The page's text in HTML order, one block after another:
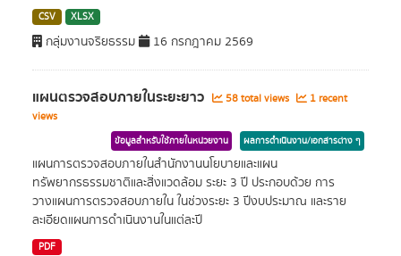
CSV XLSX
กลุ่มงานจริยธรรม 16 กรกฎาคม 2569
แผนตรวจสอบภายในระยะยาว 58 total views
1 recent
views
ข้อมูลสำหรับใช้ภายในหน่วยงาน ผลการดำเนินงาน/เอกสารต่าง ๆ
แผนการตรวจสอบภายในสำนักงานนโยบายและแผน
ทรัพยากรธรรมชาติและสิ่งแวดล้อม ระยะ 3 ปี ประกอบด้วย การ
วางแผนการตรวจสอบภายใน ในช่วงระยะ 3 ปีงบประมาณ และราย
ละเอียดแผนการดำเนินงานในแต่ละปี
PDF